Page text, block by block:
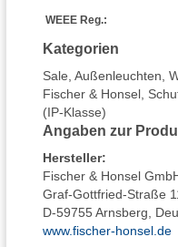
Kategorien
Sale Außenleuchten
Fischer & Honsel
(IP-Klasse)
Angaben zur
Hersteller:
Fischer & Honsel
Graf-Gottfried-Straße
D-59755 Arnsberg,
www.fischer-honsel.de
WEEE Reg.: